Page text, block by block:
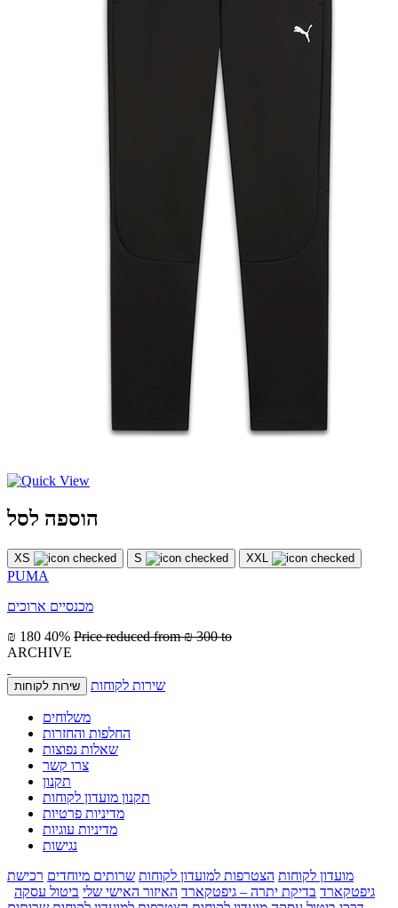
הוספה לסל
XS S XXL
PUMA
מכנסיים ארוכים
₪ 180 40% Price reduced from₪ 300 to
ARCHIVE
שירות לקוחות שירות לקוחות
משלוחים
החלפות והחזרות
שאלות נפוצות
צרו קשר
תקנון
תקנון מועדון לקוחות
מדיניות פרטיות
מדיניות עוגיות
נגישות
מועדון לקוחות הצטרפות למועדון לקוחות שרותים מיוחדים רכישת
גיפטקארד בדיקת יתרה – גיפטקארד האיזור האישי שלי ביטול עסקה